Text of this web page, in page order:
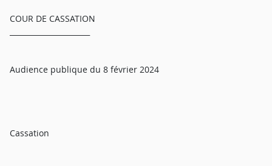
COUR DE CASSATION
Audience publique du 8 février 2024
Cassation